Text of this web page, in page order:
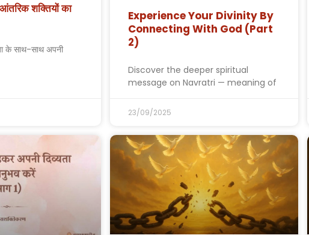
शक्तियों का
के साथ-साथ अपनी
Experience Your Divinity By
Connecting With God (Part
2)
Discover the deeper spiritual
message on Navratri — meaning of
23/09/2025